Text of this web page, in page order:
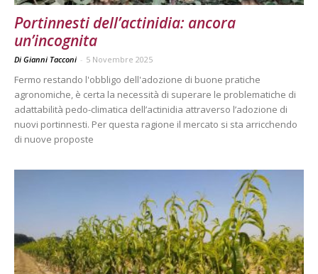
Portinnesti dell’actinidia: ancora
un’incognita
Di Gianni Tacconi - 5 Novembre 2025
Fermo restando l'obbligo dell'adozione di buone pratiche
agronomiche, è certa la necessità di superare le problematiche di
adattabilità pedo-climatica dell’actinidia attraverso l’adozione di
nuovi portinnesti. Per questa ragione il mercato si sta arricchendo
di nuove proposte